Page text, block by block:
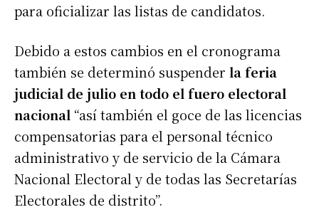
para oficializar las listas de candidatos.
Debido a estos cambios en el cronograma
también se determinó suspender la feria
judicial de julio en todo el fuero electoral
nacional “así también el goce de las licencias
compensatorias para el personal técnico
administrativo y de servicio de la Cámara
Nacional Electoral y de todas las Secretarías
Electorales de distrito”.